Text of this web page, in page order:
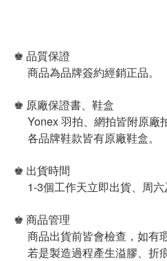
♚ 品質保證
商品為品牌簽約經銷正品。
♚ 原廠保證書、鞋盒
Yonex 羽拍、網拍皆附原廠
各品牌鞋款皆有原廠鞋盒。
♚ 出貨時間
1-3個工作天立即出貨、周六
♚ 商品管理
商品出貨前皆會檢查，如有
若是製造過程產生溢膠、折